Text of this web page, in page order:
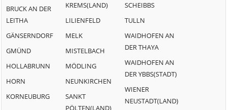
BRUCK AN DER
LEITHA
GÄNSERNDORF
GMÜND
HOLLABRUNN
HORN
KORNEUBURG
KREMS(LAND)
LILIENFELD
MELK
MISTELBACH
MÖDLING
NEUNKIRCHEN
SANKT
PÖLTEN(LAND)
SCHEIBBS
TULLN
WAIDHOFEN AN
DER THAYA
WAIDHOFEN AN
DER YBBS(STADT)
WIENER
NEUSTADT(LAND)